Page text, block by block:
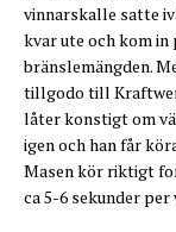
vinnarskalle satte
kvar ute och kom in
bränslemängden.
tillgodo till
låter konstigt om
igen och han får
Masen kör riktigt
ca 5-6 sekunder per